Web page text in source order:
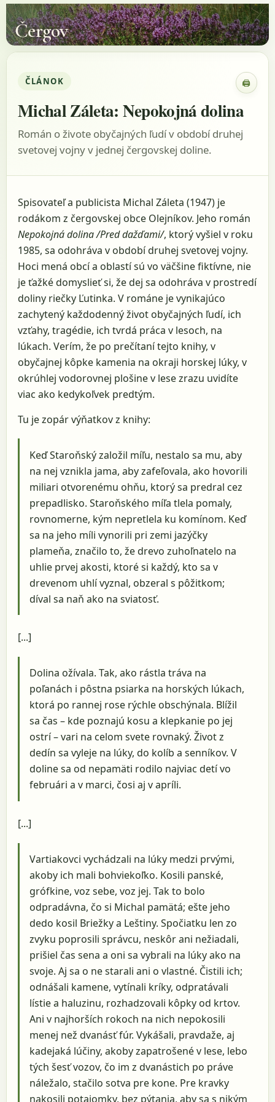
Čergov
ČLÁNOK 🖨
Michal Záleta: Nepokojná dolina
Román o živote obyčajných ľudí v období druhej
svetovej vojny v jednej čergovskej doline.
Spisovateľ a publicista Michal Záleta (1947) je
rodákom z čergovskej obce Olejníkov. Jeho román
Nepokojná dolina /Pred dažďami/, ktorý vyšiel v roku
1985, sa odohráva v období druhej svetovej vojny.
Hoci mená obcí a oblastí sú vo väčšine fiktívne, nie
je ťažké domyslieť si, že dej sa odohráva v prostredí
doliny riečky Ľutinka. V románe je vynikajúco
zachytený každodenný život obyčajných ľudí, ich
vzťahy, tragédie, ich tvrdá práca v lesoch, na
lúkach. Verím, že po prečítaní tejto knihy, v
obyčajnej kôpke kamenia na okraji horskej lúky, v
okrúhlej vodorovnej plošine v lese zrazu uvidíte
viac ako kedykoľvek predtým.
Tu je zopár výňatkov z knihy:
Keď Staroňský založil míľu, nestalo sa mu, aby
na nej vznikla jama, aby zafeľovala, ako hovorili
miliari otvorenému ohňu, ktorý sa predral cez
prepadlisko. Staroňského míľa tlela pomaly,
rovnomerne, kým nepretlela ku komínom. Keď
sa na jeho míli vynorili pri zemi jazýčky
plameňa, značilo to, že drevo zuhoľnatelo na
uhlie prvej akosti, ktoré si každý, kto sa v
drevenom uhlí vyznal, obzeral s pôžitkom;
díval sa naň ako na sviatosť.
[...]
Dolina ožívala. Tak, ako rástla tráva na
poľanách i pôstna psiarka na horských lúkach,
ktorá po rannej rose rýchle obschýnala. Blížil
sa čas – kde poznajú kosu a klepkanie po jej
ostrí – vari na celom svete rovnaký. Život z
dedín sa vyleje na lúky, do kolíb a senníkov. V
doline sa od nepamäti rodilo najviac detí vo
februári a v marci, čosi aj v apríli.
[...]
Vartiakovci vychádzali na lúky medzi prvými,
akoby ich mali bohviekoľko. Kosili panské,
grófkine, voz sebe, voz jej. Tak to bolo
odpradávna, čo si Michal pamätá; ešte jeho
dedo kosil Briežky a Leštiny. Spočiatku len zo
zvyku poprosili správcu, neskôr ani nežiadali,
prišiel čas sena a oni sa vybrali na lúky ako na
svoje. Aj sa o ne starali ani o vlastné. Čistili ich;
odnášali kamene, vytínali kríky, odpratávali
lístie a haluzinu, rozhadzovali kôpky od krtov.
Ani v najhorších rokoch na nich nepokosili
menej než dvanásť fúr. Vykášali, pravdaže, aj
kadejaká lúčiny, akoby zapatrošené v lese, lebo
tých šesť vozov, čo im z dvanástich po práve
náležalo, stačilo sotva pre kone. Pre kravky
nakosili potajomky, bez pýtania, aby sa s nikým